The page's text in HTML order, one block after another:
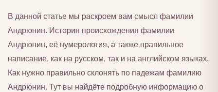
В данной статье мы раскроем вам смысл фамилии
Андрюнин. История происхождения фамилии
Андрюнин, её нумерология, а также правильное
написание, как на русском, так и на английском языках.
Как нужно правильно склонять по падежам фамилию
Андрюнин. Тут вы найдёте подробную информацию о